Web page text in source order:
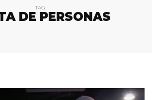
TAG:
DE PERSONAS